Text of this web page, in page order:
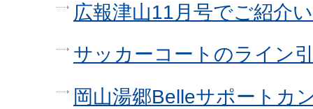
広報津山11月号でご紹介
サッカーコートのライン
岡山湯郷Belleサポートカ